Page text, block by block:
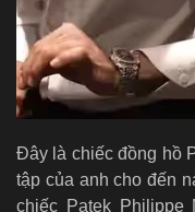
Đây là chiếc đồng hồ
tập của anh cho đến
chiếc Patek Philippe